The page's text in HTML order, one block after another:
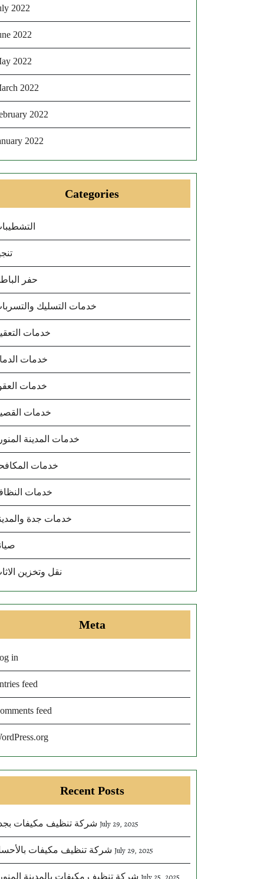
2022
2022
2022
2022
2022
2022
Categories
حفر
خدمات التسليك
خدمات
خدمات
خدمات
خدمات
خدمات المدينة
خدمات
خدمات
خدمات جدة
نقل وتخزين
Meta
in
feed
feed
Recent Posts
شركة تنظيف مكيفات July 29, 2025
شركة تنظيف مكيفات July 29, 2025
شركة تنظيف مكيفات بالمدينة July 25, 2025